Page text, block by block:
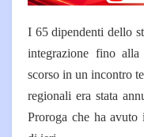
I 65 dipendenti dello
integrazione fino
scorso in un incontro
regionali era stata
Proroga che ha